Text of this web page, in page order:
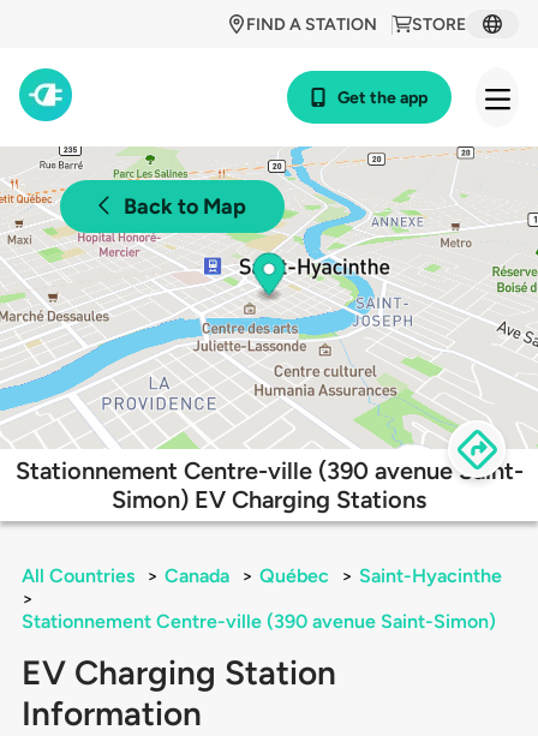
STORE
FIND A STATION
Get the app
Back to Map
Stationnement Centre-ville (390 avenue Saint-
Simon) EV Charging Stations
All Countries > Canada > Québec > Saint-Hyacinthe
>
Stationnement Centre-ville (390 avenue Saint-Simon)
EV Charging Station
Information